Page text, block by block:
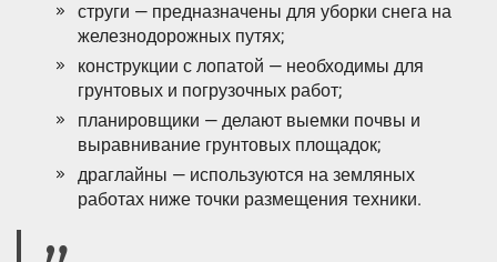
струги — предназначены для уборки снега на
железнодорожных путях;
конструкции с лопатой — необходимы для
грунтовых и погрузочных работ;
планировщики — делают выемки почвы и
выравнивание грунтовых площадок;
драглайны — используются на земляных
работах ниже точки размещения техники.